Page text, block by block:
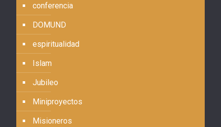
conferencia
DOMUND
espiritualidad
Islam
Jubileo
Miniproyectos
Misioneros